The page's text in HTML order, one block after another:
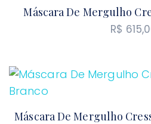
Máscara De Mergulho
R$
Máscara De Mergulho